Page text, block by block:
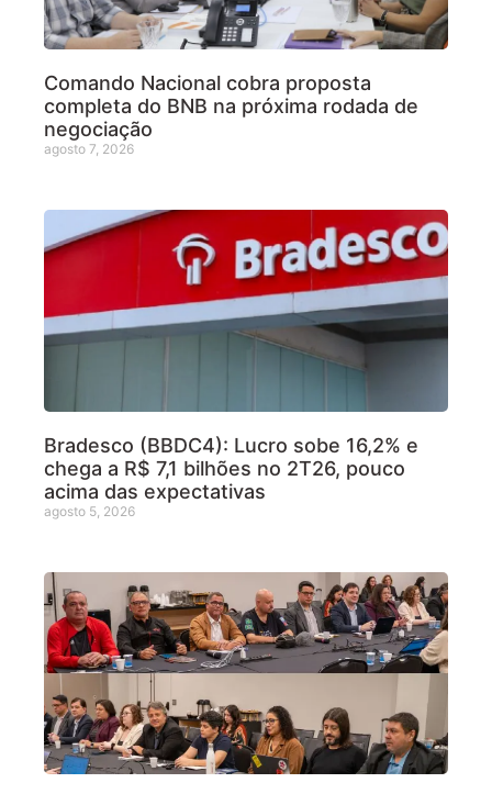
Comando Nacional cobra proposta
completa do BNB na próxima rodada de
negociação
agosto 7, 2026
Bradesco (BBDC4): Lucro sobe 16,2% e
chega a R$ 7,1 bilhões no 2T26, pouco
acima das expectativas
agosto 5, 2026